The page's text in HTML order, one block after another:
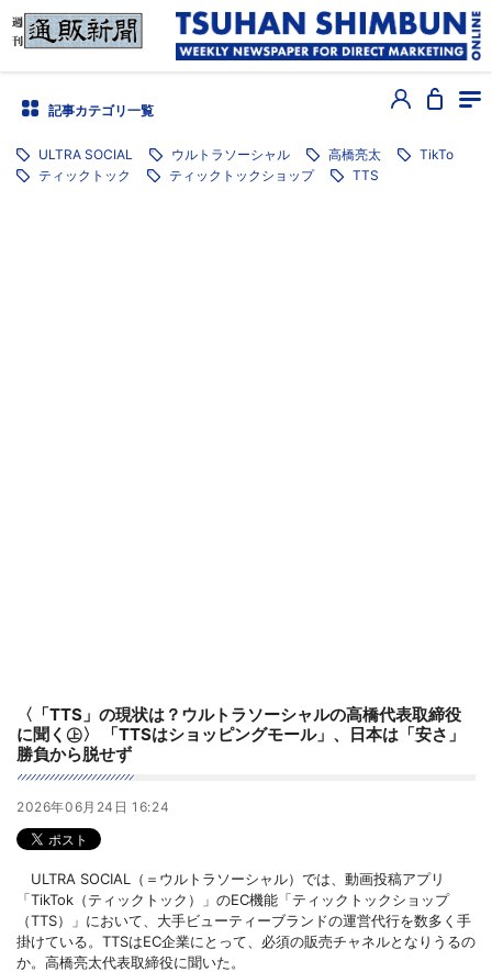
記事カテゴリ一覧
ULTRA SOCIAL ウルトラソーシャル 高橋亮太
TikTo
ティックトック
ティックトックショップ TTS
〈「TTS」の現状は？ウルトラソーシャルの高橋代表取締役
に聞く㊤〉 「TTSはショッピングモール」、日本は「安さ」
勝負から脱せず
2026年06月24日 16:24
ULTRA SOCIAL（＝ウルトラソーシャル）では、動画投稿アプリ
「TikTok（ティックトック）」のEC機能「ティックトックショップ
（TTS）」において、大手ビューティーブランドの運営代行を数多く手
掛けている。TTSはEC企業にとって、必須の販売チャネルとなりうるの
か。高橋亮太代表取締役に聞いた。